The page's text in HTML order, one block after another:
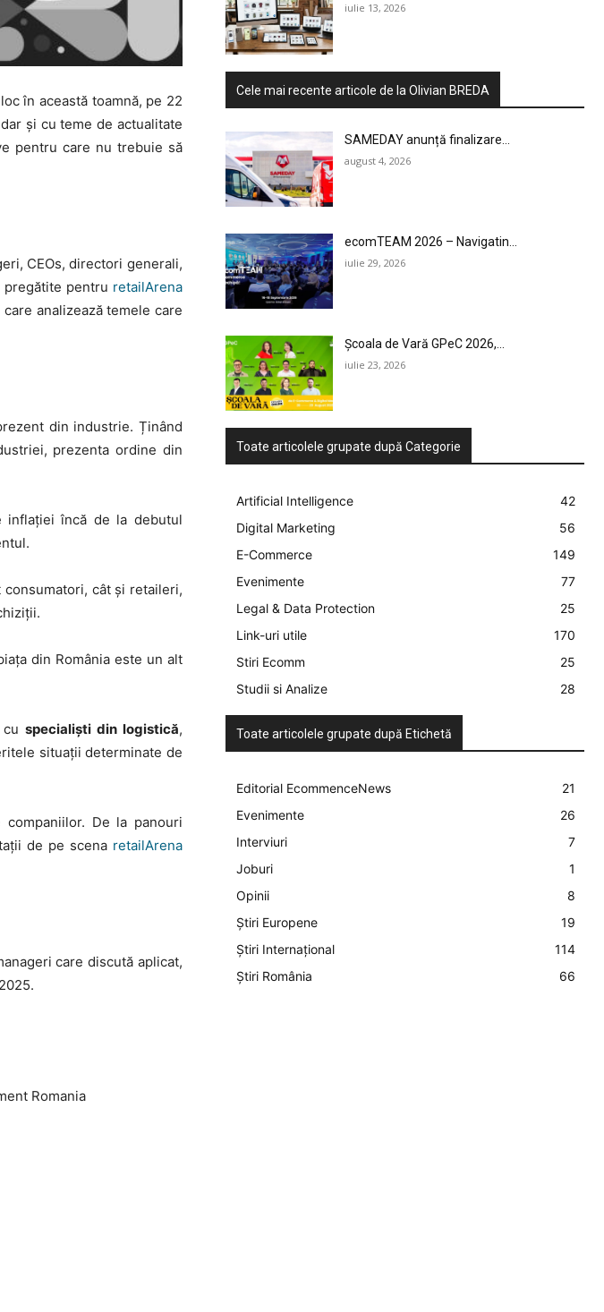
în această toamnă, pe 22
și cu teme de actualitate
pentru care nu trebuie să
CEOs, directori generali,
pregătite pentru retailArena
analizează temele care
din industrie. Ținând
prezenta ordine din
încă de la debutul
consumatori, cât și retaileri,
din România este un alt
specialiști din logistică,
situații determinate de
De la panouri
de pe scena retailArena
care discută aplicat,
Romania
iulie 13, 2026
Cele mai recente articole de la Olivian BREDA
SAMEDAY anunță finalizare...
august 4, 2026
ecomTEAM 2026 – Navigatin...
iulie 29, 2026
Școala de Vară GPeC 2026,...
iulie 23, 2026
Toate articolele grupate după Categorie
Artificial Intelligence
42
Digital Marketing
56
E-Commerce
149
Evenimente
77
Legal & Data Protection
25
Link-uri utile
170
Stiri Ecomm
25
Studii si Analize
28
Toate articolele grupate după Etichetă
Editorial EcommenceNews
21
Evenimente
26
Interviuri
7
Joburi
1
Opinii
8
Știri Europene
19
Știri Internațional
114
Știri România
66